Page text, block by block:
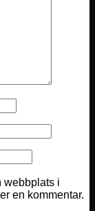
webbplats i
en kommentar.